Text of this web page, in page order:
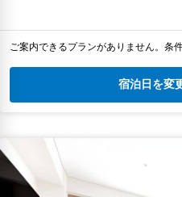
ご案内できるプランがありません。条
宿泊日を変